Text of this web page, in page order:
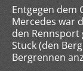
Entgegen dem
Mercedes war
den Rennsport
Stuck (den
Bergrennen